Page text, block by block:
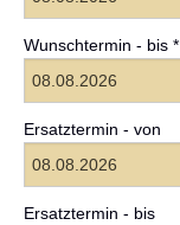
Wunschtermin - bis *
Ersatztermin - von
Ersatztermin - bis